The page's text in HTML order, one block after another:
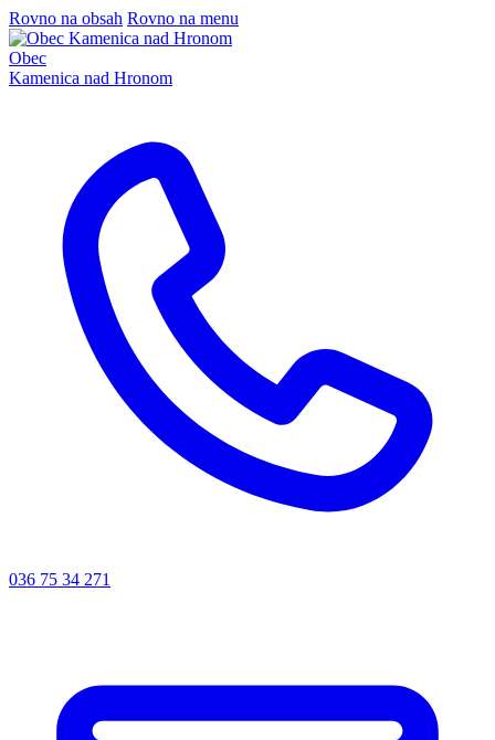
Rovno na obsah Rovno na menu
Obec
Kamenica nad Hronom
036 75 34 271